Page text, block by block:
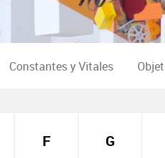
Constantes y Vitales
F G